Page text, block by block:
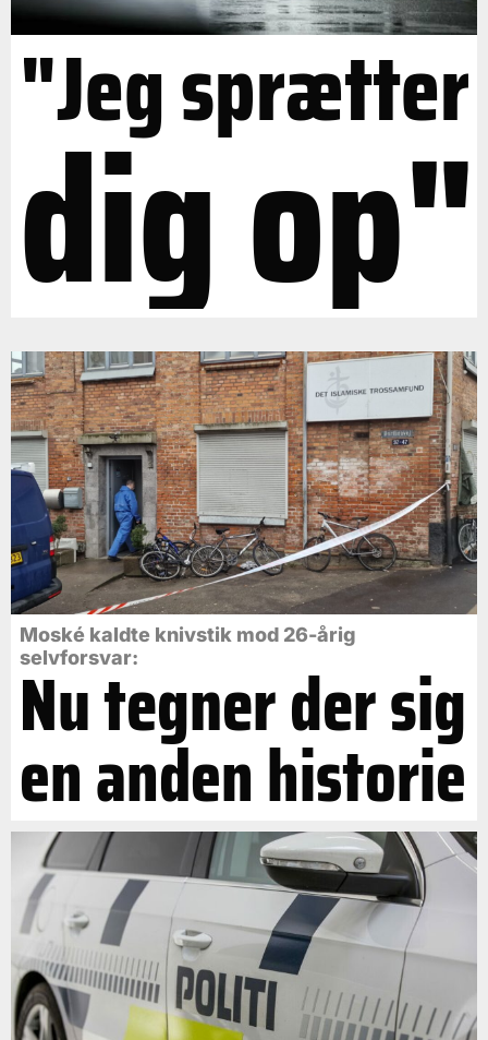
"Jeg sprætter
dig op"
Moské kaldte knivstik mod 26-årig
selvforsvar:
Nu tegner der sig
en anden historie